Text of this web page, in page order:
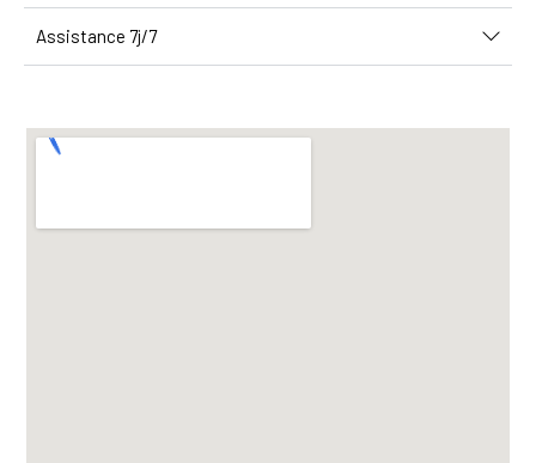
Assistance 7j/7